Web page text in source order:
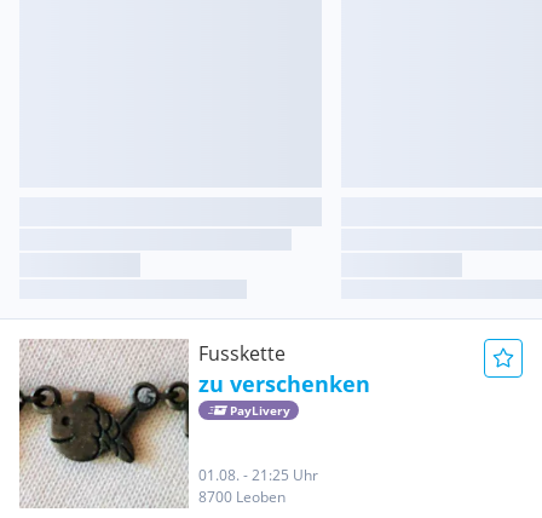
Fusskette
zu verschenken
PayLivery
01.08. - 21:25 Uhr
8700 Leoben